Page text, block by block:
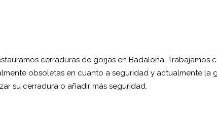
cerraduras de gorjas en Badalona. Trabajamos
obsoletas en cuanto a seguridad y actualmente la
su cerradura o añadir más seguridad.